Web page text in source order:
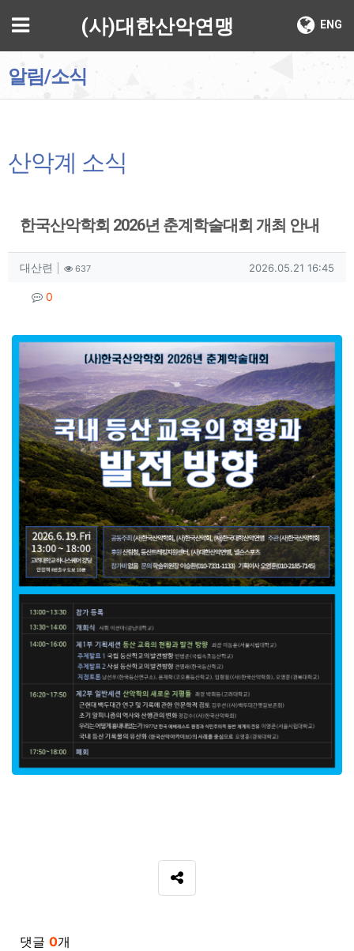
메뉴 ENG
(사)대한산악연맹
알림/소식
산악계 소식
한국산악학회 2026년 춘계학술대회 개최 안내
작성자 정보
대산련 작성637조회 작성일
2026.05.21 16:45
컨텐츠 정보
0
본문
SNS 공유
댓글 0개